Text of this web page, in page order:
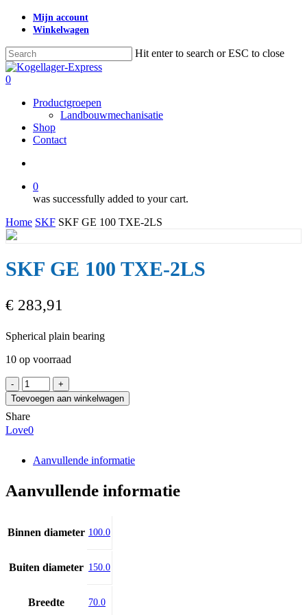
Skip
content
Mijn account
Winkelwagen
Hit enter to search or ESC to close
Close
Search
search
0
Productgroepen
Landbouwmechanisatie
Shop
Contact
0
was successfully added to your cart.
Home SKF SKF GE 100 TXE-2LS
SKF GE 100 TXE-2LS
€ 283,91
Spherical plain bearing
10 op voorraad
SKF
GE
100
TXE-
2LS
Toevoegen aan winkelwagen
Share
Love0
Aanvullende informatie
Aanvullende informatie
Binnen diameter 100.0
Buiten diameter 150.0
Breedte 70.0